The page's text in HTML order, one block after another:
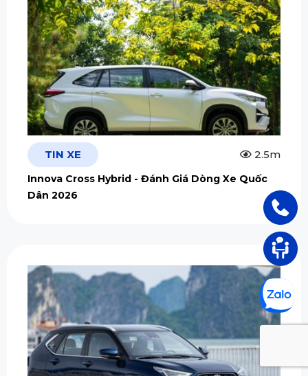
TIN XE 2.5m
Innova Cross Hybrid - Đánh Giá Dòng Xe Quốc
Dân 2026